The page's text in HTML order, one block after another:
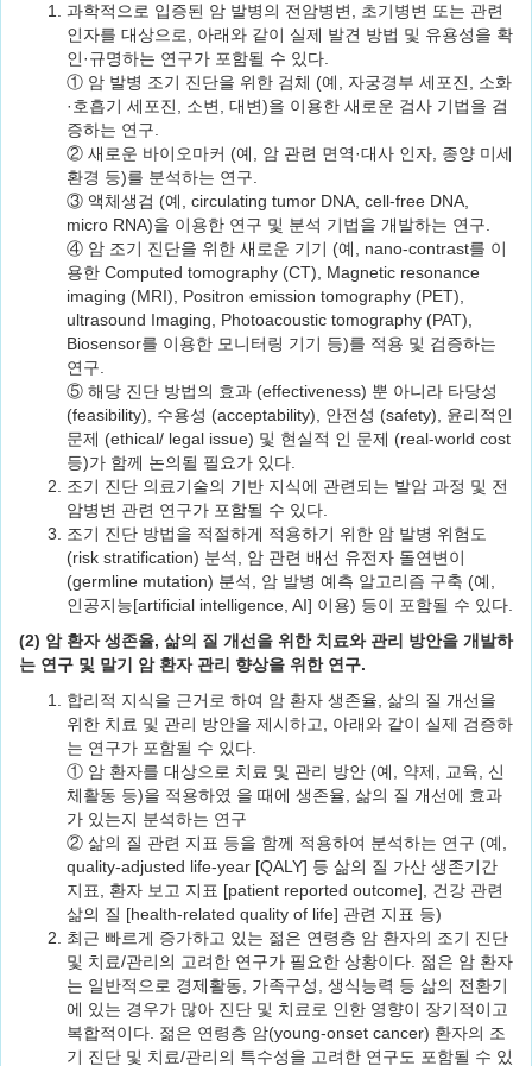
과학적으로 입증된 암 발병의 전암병변, 초기병변 또는 관련
인자를 대상으로, 아래와 같이 실제 발견 방법 및 유용성을 확
인·규명하는 연구가 포함될 수 있다.
① 암 발병 조기 진단을 위한 검체 (예, 자궁경부 세포진, 소화
·호흡기 세포진, 소변, 대변)을 이용한 새로운 검사 기법을 검
증하는 연구.
② 새로운 바이오마커 (예, 암 관련 면역·대사 인자, 종양 미세
환경 등)를 분석하는 연구.
③ 액체생검 (예, circulating tumor DNA, cell-free DNA,
micro RNA)을 이용한 연구 및 분석 기법을 개발하는 연구.
④ 암 조기 진단을 위한 새로운 기기 (예, nano-contrast를 이
용한 Computed tomography (CT), Magnetic resonance
imaging (MRI), Positron emission tomography (PET),
ultrasound Imaging, Photoacoustic tomography (PAT),
Biosensor를 이용한 모니터링 기기 등)를 적용 및 검증하는
연구.
⑤ 해당 진단 방법의 효과 (effectiveness) 뿐 아니라 타당성
(feasibility), 수용성 (acceptability), 안전성 (safety), 윤리적인
문제 (ethical/ legal issue) 및 현실적 인 문제 (real-world cost
등)가 함께 논의될 필요가 있다.
조기 진단 의료기술의 기반 지식에 관련되는 발암 과정 및 전
암병변 관련 연구가 포함될 수 있다.
조기 진단 방법을 적절하게 적용하기 위한 암 발병 위험도
(risk stratification) 분석, 암 관련 배선 유전자 돌연변이
(germline mutation) 분석, 암 발병 예측 알고리즘 구축 (예,
인공지능[artificial intelligence, AI] 이용) 등이 포함될 수 있다.
(2) 암 환자 생존율, 삶의 질 개선을 위한 치료와 관리 방안을 개발하
는 연구 및 말기 암 환자 관리 향상을 위한 연구.
합리적 지식을 근거로 하여 암 환자 생존율, 삶의 질 개선을
위한 치료 및 관리 방안을 제시하고, 아래와 같이 실제 검증하
는 연구가 포함될 수 있다.
① 암 환자를 대상으로 치료 및 관리 방안 (예, 약제, 교육, 신
체활동 등)을 적용하였 을 때에 생존율, 삶의 질 개선에 효과
가 있는지 분석하는 연구
② 삶의 질 관련 지표 등을 함께 적용하여 분석하는 연구 (예,
quality-adjusted life-year [QALY] 등 삶의 질 가산 생존기간
지표, 환자 보고 지표 [patient reported outcome], 건강 관련
삶의 질 [health-related quality of life] 관련 지표 등)
최근 빠르게 증가하고 있는 젊은 연령층 암 환자의 조기 진단
및 치료/관리의 고려한 연구가 필요한 상황이다. 젊은 암 환자
는 일반적으로 경제활동, 가족구성, 생식능력 등 삶의 전환기
에 있는 경우가 많아 진단 및 치료로 인한 영향이 장기적이고
복합적이다. 젊은 연령층 암(young-onset cancer) 환자의 조
기 진단 및 치료/관리의 특수성을 고려한 연구도 포함될 수 있